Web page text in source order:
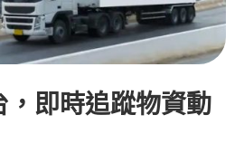
，即時追蹤物資動